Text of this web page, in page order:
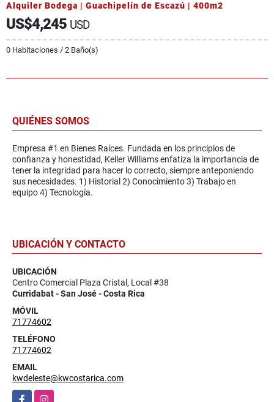
Alquiler Bodega | Guachipelín de Escazú | 400m2
US$4,245 USD
0 Habitaciones / 2 Baño(s)
QUIÉNES SOMOS
Empresa #1 en Bienes Raíces. Fundada en los principios de
confianza y honestidad, Keller Williams enfatiza la importancia de
tener la integridad para hacer lo correcto, siempre anteponiendo
sus necesidades. 1) Historial 2) Conocimiento 3) Trabajo en
equipo 4) Tecnología.
UBICACIÓN Y CONTACTO
UBICACIÓN
Centro Comercial Plaza Cristal, Local #38
Curridabat - San José - Costa Rica
MÓVIL
71774602
TELÉFONO
71774602
EMAIL
kwdeleste@kwcostarica.com
FacebookInstagram